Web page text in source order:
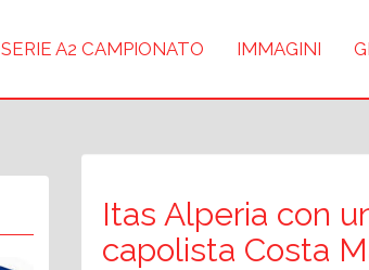
SERIE A2 CAMPIONATO IMMAGINI
Itas Alperia con
capolista Costa